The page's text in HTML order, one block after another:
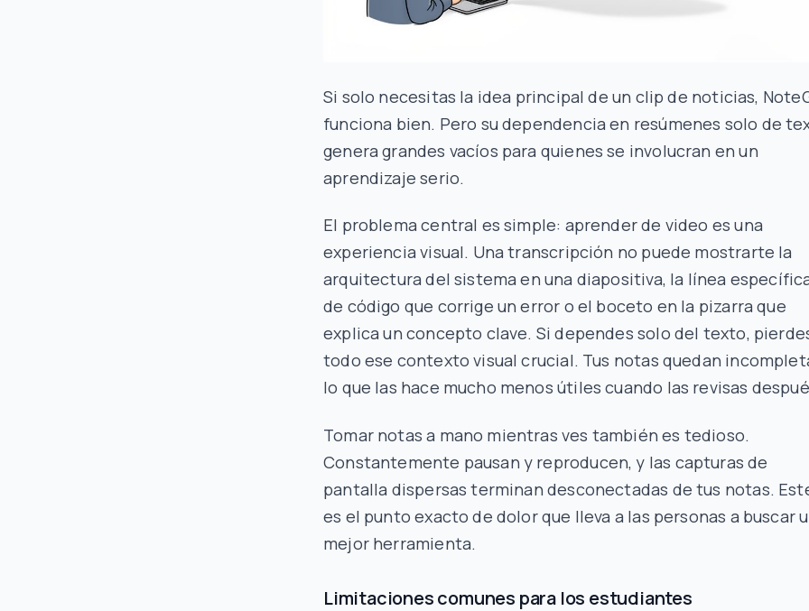
Si solo necesitas la idea principal de un clip de noticias,
funciona bien. Pero su dependencia en resúmenes solo de
genera grandes vacíos para quienes se involucran en un
aprendizaje serio.
El problema central es simple: aprender de video es una
experiencia visual. Una transcripción no puede mostrarte la
arquitectura del sistema en una diapositiva, la línea
de código que corrige un error o el boceto en la pizarra que
explica un concepto clave. Si dependes solo del texto,
todo ese contexto visual crucial. Tus notas quedan
lo que las hace mucho menos útiles cuando las revisas
Tomar notas a mano mientras ves también es tedioso.
Constantemente pausan y reproducen, y las capturas de
pantalla dispersas terminan desconectadas de tus notas.
es el punto exacto de dolor que lleva a las personas a buscar
mejor herramienta.
Limitaciones comunes para los estudiantes